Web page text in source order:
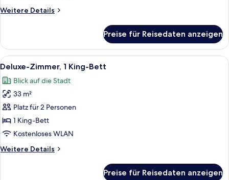
anzeigen
Weitere Details
Weitere
Zimmer
(2
Double
Preise für Reisedaten anzeigen
Alle
Fotos
für
Deluxe-
Zimmer,
1 King-
Bett
Ein Hotelzimmer mit einem Bett,
7
Deluxe-Zimmer, 1 King-Bett
Blick auf die Stadt
33 m²
Platz für 2 Personen
1 King-Bett
Kostenloses WLAN
Weitere Details
Weitere
Preise für Reisedaten anzeigen